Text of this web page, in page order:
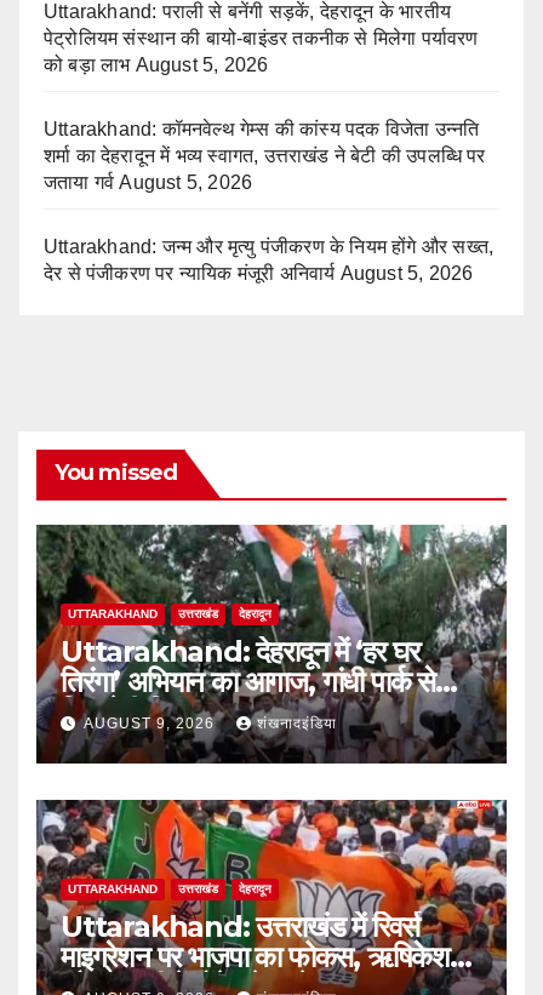
Uttarakhand: पराली से बनेंगी सड़कें, देहरादून के भारतीय
पेट्रोलियम संस्थान की बायो-बाइंडर तकनीक से मिलेगा पर्यावरण
को बड़ा लाभ August 5, 2026
Uttarakhand: कॉमनवेल्थ गेम्स की कांस्य पदक विजेता उन्नति
शर्मा का देहरादून में भव्य स्वागत, उत्तराखंड ने बेटी की उपलब्धि पर
जताया गर्व August 5, 2026
Uttarakhand: जन्म और मृत्यु पंजीकरण के नियम होंगे और सख्त,
देर से पंजीकरण पर न्यायिक मंजूरी अनिवार्य August 5, 2026
You missed
UTTARAKHAND उत्तराखंड देहरादून
Uttarakhand: देहरादून में ‘हर घर
तिरंगा’ अभियान का आगाज, गांधी पार्क से
निकलेगी तिरंगा यात्रा
AUGUST 9, 2026 शंखनादइंडिया
UTTARAKHAND उत्तराखंड देहरादून
Uttarakhand: उत्तराखंड में रिवर्स
माइग्रेशन पर भाजपा का फोकस, ऋषिकेश
और हल्द्वानी में होंगे बड़े सम्मेलन